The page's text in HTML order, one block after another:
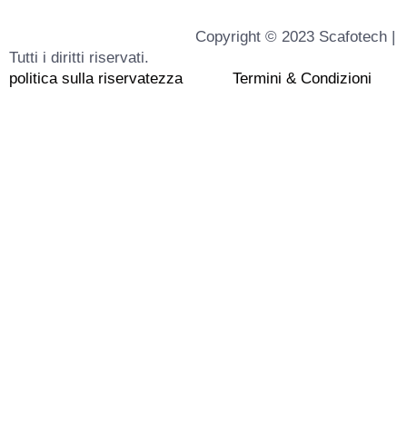
Copyright © 2023 Scafotech |
Tutti i diritti riservati.
politica sulla riservatezza
Termini & Condizioni